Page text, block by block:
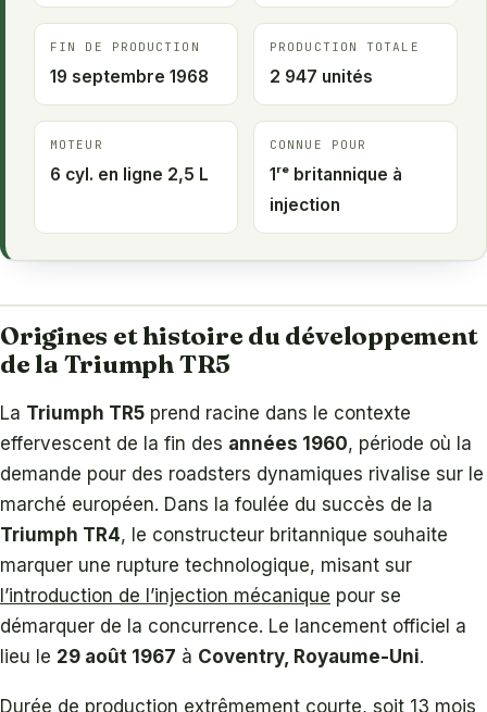
FIN DE PRODUCTION
19 septembre 1968
PRODUCTION TOTALE
2 947 unités
MOTEUR
6 cyl. en ligne 2,5 L
CONNUE POUR
1ʳᵉ britannique à
injection
Origines et histoire du développement
de la Triumph TR5
La Triumph TR5 prend racine dans le contexte
effervescent de la fin des années 1960, période où la
demande pour des roadsters dynamiques rivalise sur le
marché européen. Dans la foulée du succès de la
Triumph TR4, le constructeur britannique souhaite
marquer une rupture technologique, misant sur
l’introduction de l’injection mécanique pour se
démarquer de la concurrence. Le lancement officiel a
lieu le 29 août 1967 à Coventry, Royaume-Uni.
Durée de production extrêmement courte, soit 13 mois